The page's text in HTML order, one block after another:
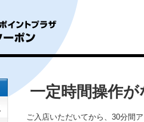
一定時間操作
ご入店いただいてから、30分間